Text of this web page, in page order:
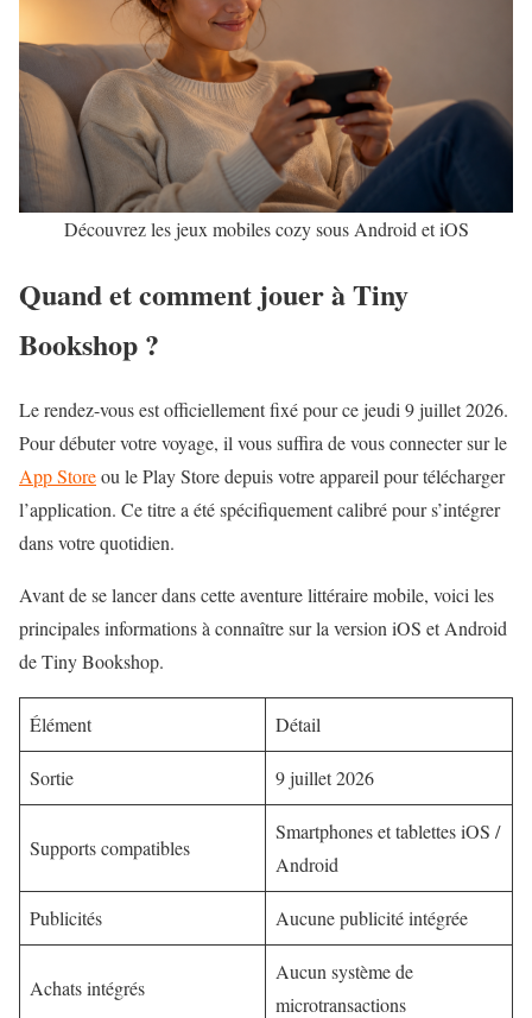
Découvrez les jeux mobiles cozy sous Android et iOS
Quand et comment jouer à Tiny
Bookshop ?
Le rendez-vous est officiellement fixé pour ce jeudi 9 juillet 2026.
Pour débuter votre voyage, il vous suffira de vous connecter sur le
App Storeou le Play Store depuis votre appareil pour télécharger
l’application. Ce titre a été spécifiquement calibré pour s’intégrer
dans votre quotidien.
Avant de se lancer dans cette aventure littéraire mobile, voici les
principales informations à connaître sur la version iOS et Android
de Tiny Bookshop.
Élément Détail
Sortie 9 juillet 2026
Supports compatibles
Smartphones et tablettes iOS /
Android
Publicités Aucune publicité intégrée
Achats intégrés
Aucun système de
microtransactions